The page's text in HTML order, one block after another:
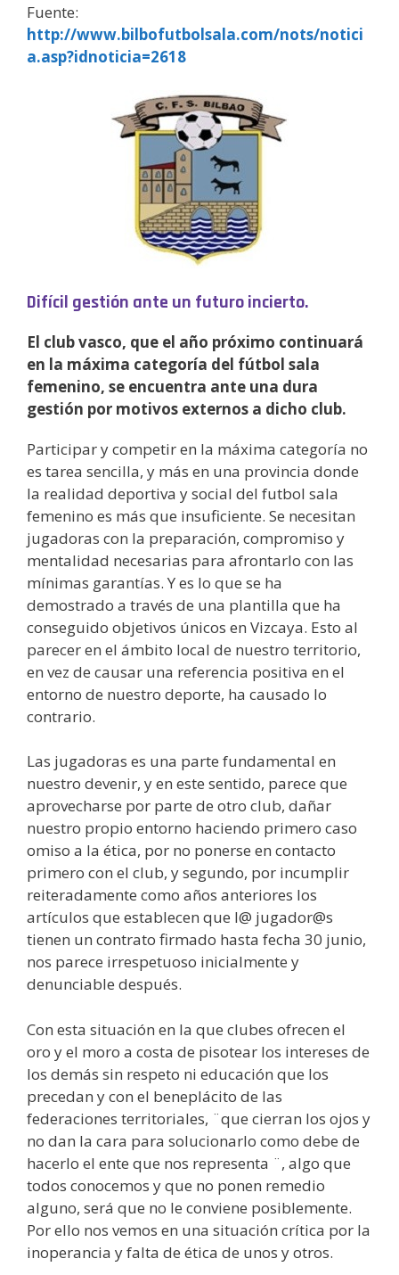
Fuente:
http://www.bilbofutbolsala.com/nots/notici
a.asp?idnoticia=2618
Difícil gestión ante un futuro incierto.
El club vasco, que el año próximo continuará
en la máxima categoría del fútbol sala
femenino, se encuentra ante una dura
gestión por motivos externos a dicho club.
Participar y competir en la máxima categoría no
es tarea sencilla, y más en una provincia donde
la realidad deportiva y social del futbol sala
femenino es más que insuficiente. Se necesitan
jugadoras con la preparación, compromiso y
mentalidad necesarias para afrontarlo con las
mínimas garantías. Y es lo que se ha
demostrado a través de una plantilla que ha
conseguido objetivos únicos en Vizcaya. Esto al
parecer en el ámbito local de nuestro territorio,
en vez de causar una referencia positiva en el
entorno de nuestro deporte, ha causado lo
contrario.
Las jugadoras es una parte fundamental en
nuestro devenir, y en este sentido, parece que
aprovecharse por parte de otro club, dañar
nuestro propio entorno haciendo primero caso
omiso a la ética, por no ponerse en contacto
primero con el club, y segundo, por incumplir
reiteradamente como años anteriores los
artículos que establecen que l@ jugador@s
tienen un contrato firmado hasta fecha 30 junio,
nos parece irrespetuoso inicialmente y
denunciable después.
Con esta situación en la que clubes ofrecen el
oro y el moro a costa de pisotear los intereses de
los demás sin respeto ni educación que los
precedan y con el beneplácito de las
federaciones territoriales, ¨que cierran los ojos y
no dan la cara para solucionarlo como debe de
hacerlo el ente que nos representa ¨, algo que
todos conocemos y que no ponen remedio
alguno, será que no le conviene posiblemente.
Por ello nos vemos en una situación crítica por la
inoperancia y falta de ética de unos y otros.